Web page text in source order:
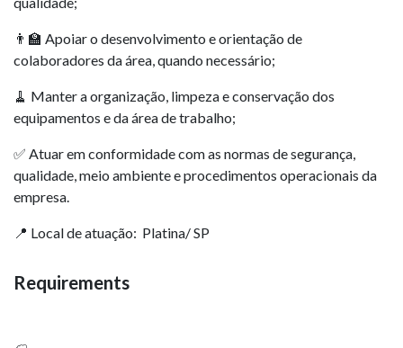
👨‍🏫 Apoiar o desenvolvimento e orientação de
colaboradores da área, quando necessário;
🧹 Manter a organização, limpeza e conservação dos
equipamentos e da área de trabalho;
✅ Atuar em conformidade com as normas de segurança,
qualidade, meio ambiente e procedimentos operacionais da
empresa.
📍 Local de atuação: Platina/ SP
Requirements